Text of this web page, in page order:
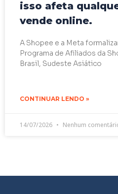
isso afeta
vende online.
A Shopee e a Meta
Programa de Afiliados da
Brasil, Sudeste Asiático
CONTINUAR LENDO »
14/07/2026 Nenhum